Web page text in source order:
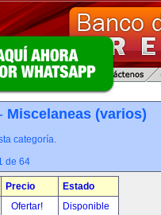
Miscelaneas (varios)
categoría.
de 64
Precio
Estado
Ofertar!
Disponible